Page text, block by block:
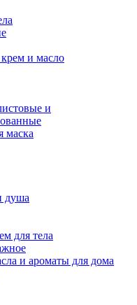
и масло
и
маска
душа
для тела
и ароматы для дома